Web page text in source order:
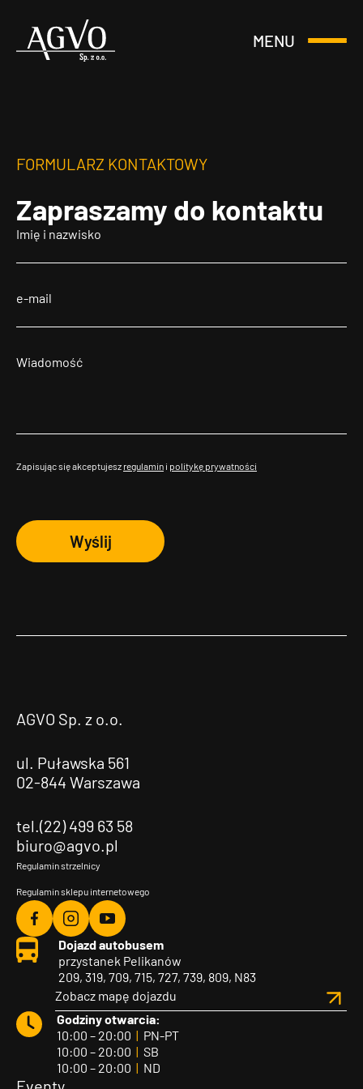
Header
MENU
Otwórz
FORMULARZ KONTAKTOWY
Zapraszamy do kontaktu
Zapisując się akceptujesz regulamin i politykę prywatności
Wyślij
AGVO Sp. z o.o.
ul. Puławska 561
02-844 Warszawa
tel.(22) 499 63 58
biuro@agvo.pl
Regulamin strzelnicy
Regulamin sklepu internetowego
Agvo
Facebook
Agvo
Instagram
Agvo
YouTube
Dojazd autobusem
przystanek Pelikanów
209, 319, 709, 715, 727, 739, 809, N83
Zobacz mapę dojazdu
Godziny otwarcia:
10:00 – 20:00 | PN-PT
10:00 – 20:00 | SB
10:00 – 20:00 | ND